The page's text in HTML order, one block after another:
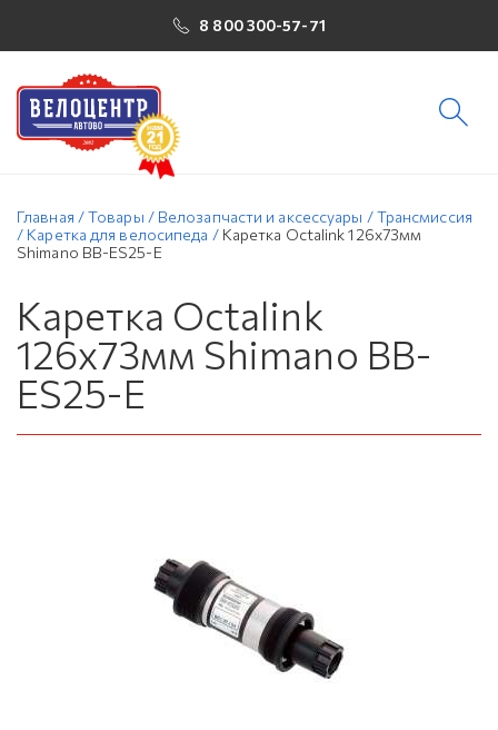
8 800 300-57-71
Главная /Товары / Велозапчасти и аксессуары /Трансмиссия
/ Каретка для велосипеда / Каретка Octalink 126x73мм
Shimano BB-ES25-E
Каретка Octalink
126x73мм Shimano BB-
ES25-E